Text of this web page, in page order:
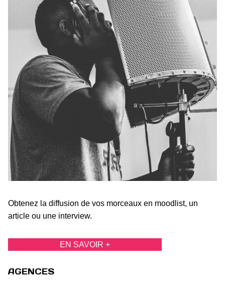
Obtenez la diffusion de vos morceaux en moodlist, un
article ou une interview.
EN SAVOIR +
AGENCES